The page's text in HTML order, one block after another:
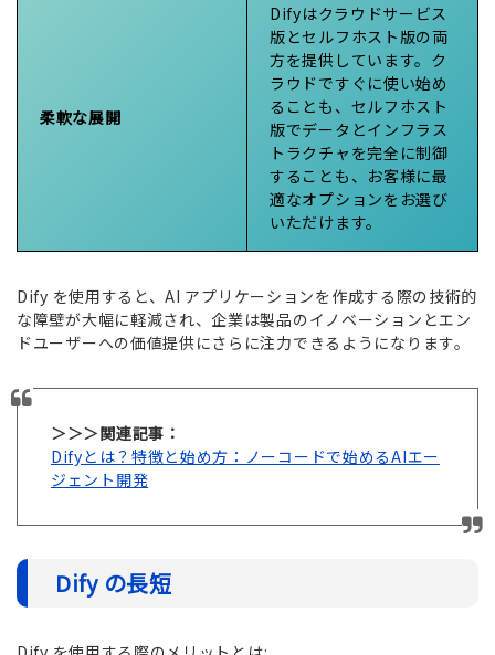
柔軟な展開
Difyはクラウドサービス
版とセルフホスト版の両
方を提供しています。ク
ラウドですぐに使い始め
ることも、セルフホスト
版でデータとインフラス
トラクチャを完全に制御
することも、お客様に最
適なオプションをお選び
いただけます。
Dify を使用すると、AI アプリケーションを作成する際の技術的
な障壁が大幅に軽減され、企業は製品のイノベーションとエン
ドユーザーへの価値提供にさらに注力できるようになります。
＞＞＞関連記事：
Difyとは？特徴と始め方：ノーコードで始めるAIエー
ジェント開発
Dify の長短